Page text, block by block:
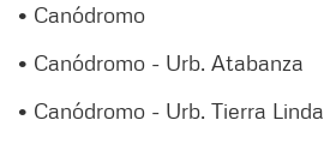
• Canódromo
• Canódromo - Urb. Atabanza
• Canódromo - Urb. Tierra Linda